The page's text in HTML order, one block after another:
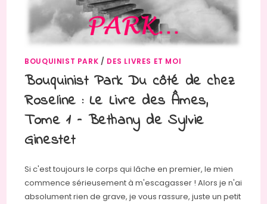
BOUQUINIST PARK / DES LIVRES ET MOI
Bouquinist Park Du côté de chez
Roseline : Le Livre des Âmes,
Tome 1 – Bethany de Sylvie
Ginestet
Si c'est toujours le corps qui lâche en premier, le mien
commence sérieusement à m'escagasser ! Alors je n'ai
absolument rien de grave, je vous rassure, juste un petit